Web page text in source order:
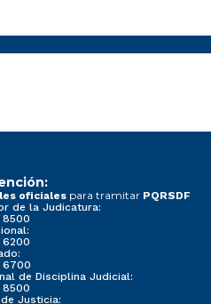
oficiales para tramitar PQRSDF
de la Judicatura:
8500
6200
6700
de Disciplina Judicial:
8500
Justicia: